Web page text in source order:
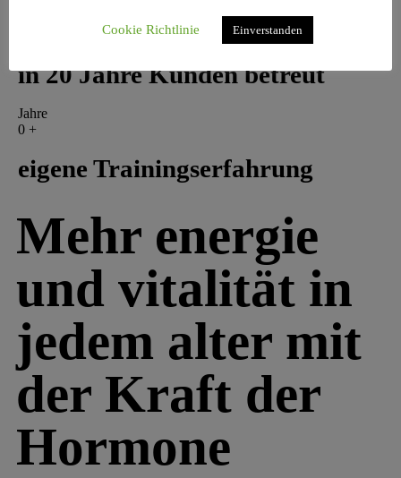
in 20 Jahre Kunden betreut
Jahre
0 +
eigene Trainingserfahrung
Mehr energie
und vitalität in
jedem alter mit
der Kraft der
Hormone
Cookie Richtlinie Einverstanden